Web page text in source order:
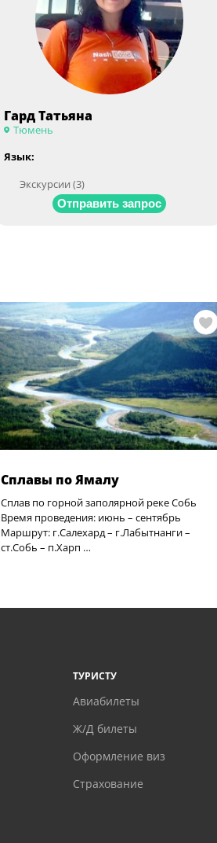
Гард Татьяна
Тюмень
Язык:
Экскурсии (3)
Отправить запрос
Сплавы по Ямалу
Сплав по горной заполярной реке Собь
Время проведения: июнь – сентябрь
Маршрут: г.Салехард – г.Лабытнанги –
ст.Собь – п.Харп …
ТУРИСТУ
Авиабилеты
Ж/Д билеты
Оформление виз
Страхование